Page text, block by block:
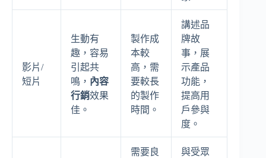
影片/
短片
生動有
趣，容易
引起共
鳴， 內容
行銷效果
佳。
製作成
本較
高，需
要較長
的製作
時間。
講述品
牌故
事，展
示產品
功能，
提高用
戶參與
度。
需要良
與受眾